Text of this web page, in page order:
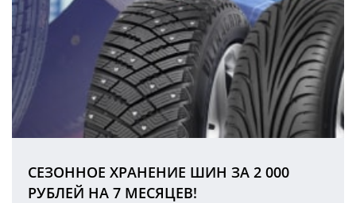
СЕЗОННОЕ ХРАНЕНИЕ ШИН ЗА 2 000
РУБЛЕЙ НА 7 МЕСЯЦЕВ!